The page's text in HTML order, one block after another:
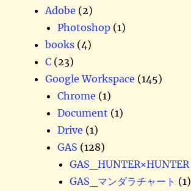
Adobe (2)
Photoshop (1)
books (4)
C (23)
Google Workspace (145)
Chrome (1)
Document (1)
Drive (1)
GAS (128)
GAS_HUNTER×HUNTER
GAS_マンダラチャート (1)